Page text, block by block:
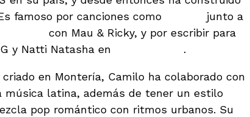
famoso por canciones como
junto a
con Mau & Ricky, y por escribir para
y Natti Natasha en
.
en Montería, Camilo ha colaborado con
música latina, además de tener un estilo
pop romántico con ritmos urbanos. Su